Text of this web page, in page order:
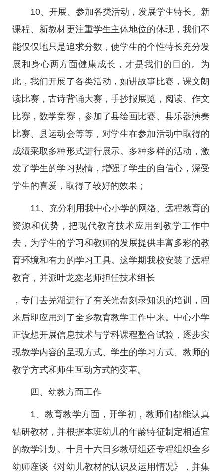
10、开展、参加各类活动，发展学生特长。新
课程、新教材更注重学生主体地位的体现，我们不
能仅仅地只是追求分数，使学生的个性特长充分发
展和身心两方面健康成长，才是我们的目的。为
此，我们开展了各类活动，如讲故事比赛，课文朗
读比赛，古诗背诵大赛，手抄报展览，阅读、作文
比赛，数学竞赛，参加了县绘画比赛、县乐器演奏
比赛、县运动会等等，对学生在参加活动中取得的
成绩采取多种形式进行展示。多种多样的活动，激
发了学生的学习热情，增强了学生的自信心，深受
学生的喜爱，取得了较好的效果；
11、充分利用我中心小学的网络、远程教育的
资源和优势，把现代教育技术应用到教学工作中
去，为学生的学习和教师的发展提供丰富多彩的教
育环境和有力的学习工具。这学期我校安装了远程
教育，并派叶龙鑫老师担任技术组长
，专门去芜湖进行了有关光盘刻录知识的培训，回
来后即应用到了全乡教育教学工作中来。中心小学
正设想开展信息技术与学科课程整合试验，逐步实
现教学内容的呈现方式、学生的学习方式、教师的
教学方式和师生互动方式的变革。
四、幼教方面工作
1、教育教学方面，开学初，教师们都能认真
钻研教材，并根据本班幼儿的年龄特征制定相适宜
的教学计划。十月十六日乡教研组还专程组织全乡
幼师座谈《对幼儿教材的认识及运用情况》，并集